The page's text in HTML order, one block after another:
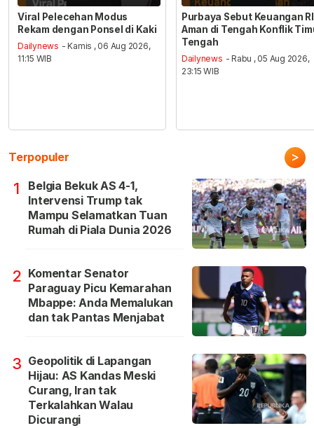
Viral Pelecehan Modus
Rekam dengan Ponsel di Kaki
Dailynews - Kamis , 06 Aug 2026,
11:15 WIB
Purbaya Sebut Keuangan RI
Aman di Tengah Konflik
Tengah
Dailynews - Rabu , 05 Aug 2026,
23:15 WIB
Terpopuler >
1
Belgia Bekuk AS 4-1,
Intervensi Trump tak
Mampu Selamatkan Tuan
Rumah di Piala Dunia 2026
2 Komentar Senator
Paraguay Picu Kemarahan
Mbappe: Anda Memalukan
dan tak Pantas Menjabat
3 Geopolitik di Lapangan
Hijau: AS Kandas Meski
Curang, Iran tak
Terkalahkan Walau
Dicurangi